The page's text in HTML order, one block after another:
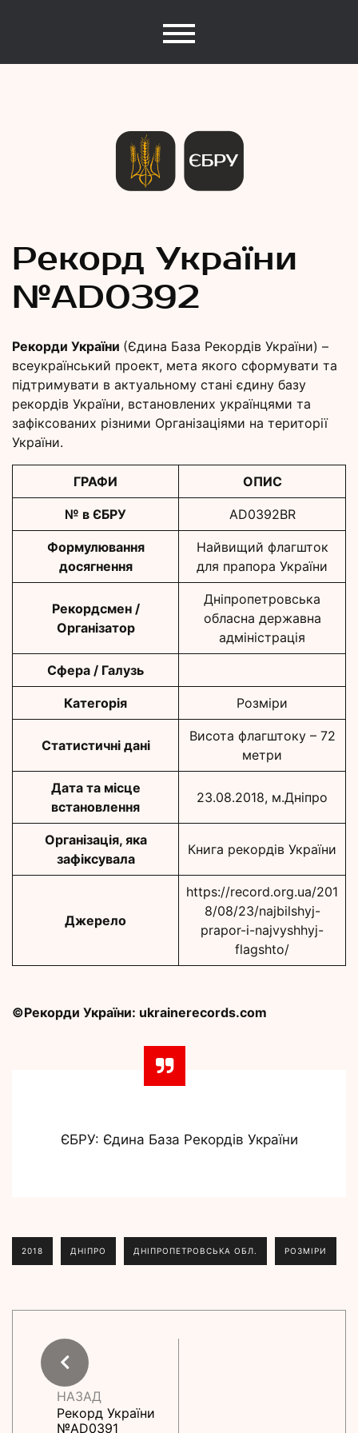
Рекорди
України
Рекорд України
№АD0392
Рекорди України (Єдина База Рекордів України) –
всеукраїнський проект, мета якого сформувати та
підтримувати в актуальному стані єдину базу
рекордів України, встановлених українцями та
зафіксованих різними Організаціями на території
України.
ГРАФИ ОПИС
№ в ЄБРУ AD0392BR
Формулювання
досягнення
Найвищий флагшток
для прапора України
Рекордсмен /
Організатор
Дніпропетровська
обласна державна
адміністрація
Сфера / Галузь
Категорія Розміри
Статистичні дані
Висота флагштоку – 72
метри
Дата та місце
встановлення
23.08.2018, м.Дніпро
Організація, яка
зафіксувала
Книга рекордів України
Джерело
https://record.org.ua/201
8/08/23/najbilshyj-
prapor-i-najvyshhyj-
flagshto/
©Рекорди України: ukrainerecords.com
ЄБРУ: Єдина База Рекордів України
2018 ДНІПРО ДНІПРОПЕТРОВСЬКА ОБЛ. РОЗМІРИ
НАЗАД
Рекорд України
№АD0391